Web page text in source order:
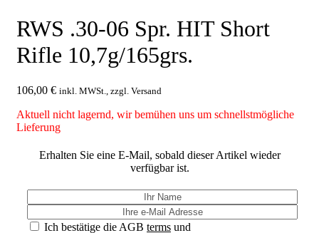
RWS .30-06 Spr. HIT Short
Rifle 10,7g/165grs.
106,00 € inkl. MWSt., zzgl. Versand
Aktuell nicht lagernd, wir bemühen uns um schnellstmögliche
Lieferung
Erhalten Sie eine E-Mail, sobald dieser Artikel wieder
verfügbar ist.
Ich bestätige die AGB terms und